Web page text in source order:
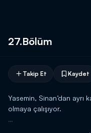
27.Bölüm
Takip Et Kaydet
Yasemin, Sinan’dan ayrı
olmaya çalışıyor.